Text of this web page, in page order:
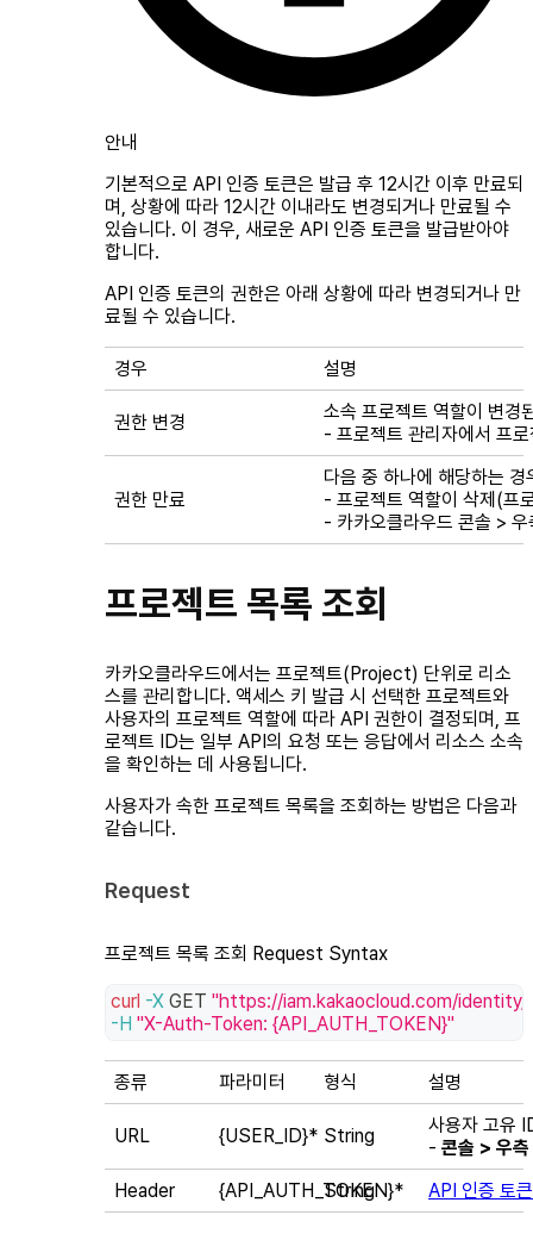
안내
기본적으로 API 인증 토큰은 발급 후 12시간 이후 만료되
며, 상황에 따라 12시간 이내라도 변경되거나 만료될 수
있습니다. 이 경우, 새로운 API 인증 토큰을 발급받아야
합니다.
API 인증 토큰의 권한은 아래 상황에 따라 변경되거나 만
료될 수 있습니다.
경우 설명
권한 변경
소속 프로젝트 역할이 변경
- 프로젝트 관리자에서 프
권한 만료
다음 중 하나에 해당하는 경
- 프로젝트 역할이 삭제(프
- 카카오클라우드 콘솔 >
프로젝트 목록 조회
카카오클라우드에서는 프로젝트(Project) 단위로 리소
스를 관리합니다. 액세스 키 발급 시 선택한 프로젝트와
사용자의 프로젝트 역할에 따라 API 권한이 결정되며, 프
로젝트 ID는 일부 API의 요청 또는 응답에서 리소스 소속
을 확인하는 데 사용됩니다.
사용자가 속한 프로젝트 목록을 조회하는 방법은 다음과
같습니다.
Request
프로젝트 목록 조회 Request Syntax
curl -X GET "https://iam.kakaocloud.com/identity/
-H "X-Auth-Token: {API_AUTH_TOKEN}"
종류 파라미터 형식 설명
URL {USER_ID}* String
사용자 고유
- 콘솔 > 우
Header
{API_AUTH_TOKEN}*
String API 인증 토큰